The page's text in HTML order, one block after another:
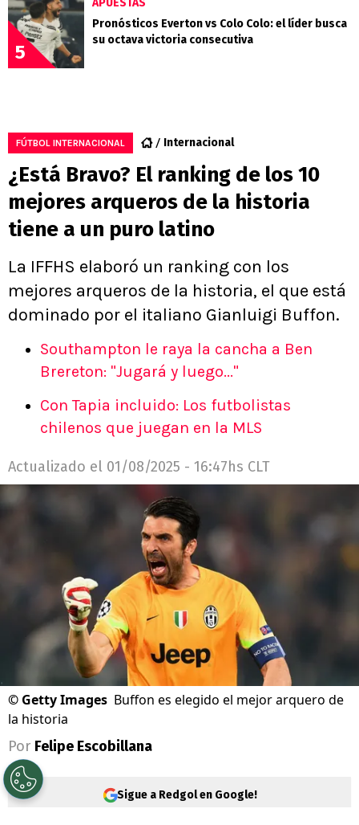
5
APUESTAS
Pronósticos Everton vs Colo Colo: el líder busca
su octava victoria consecutiva
FÚTBOL INTERNACIONAL Internacional
¿Está Bravo? El ranking de los 10
mejores arqueros de la historia
tiene a un puro latino
La IFFHS elaboró un ranking con los
mejores arqueros de la historia, el que está
dominado por el italiano Gianluigi Buffon.
Southampton le raya la cancha a Ben
Brereton: "Jugará y luego..."
Con Tapia incluido: Los futbolistas
chilenos que juegan en la MLS
Actualizado el 01/08/2025 - 16:47hs CLT
© Getty Images Buffon es elegido el mejor arquero de
la historia
Por Felipe Escobillana
Sigue a Redgol en Google!